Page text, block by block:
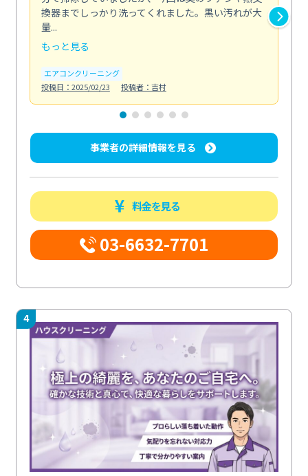
換器までしっかり洗ってくれました。黒い汚れが大
量...
もっと見る
エアコンクリーニング
投稿日：2025/02/23
投稿者：吉村
事業者の詳細情報を見る
料金を見る
03-6632-7701
4